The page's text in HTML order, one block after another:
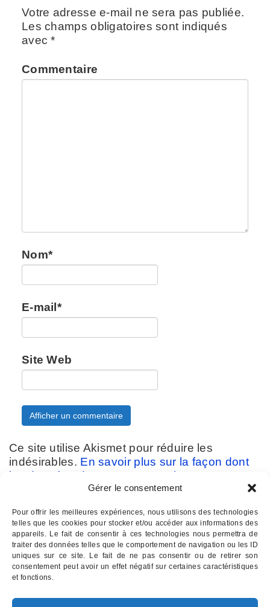
Gérer le consentement
Pour offrir les meilleures expériences, nous utilisons des technologies
telles que les cookies pour stocker et/ou accéder aux informations des
appareils. Le fait de consentir à ces technologies nous permettra de
traiter des données telles que le comportement de navigation ou les ID
uniques sur ce site. Le fait de ne pas consentir ou de retirer son
consentement peut avoir un effet négatif sur certaines caractéristiques
et fonctions.
Votre adresse e-mail ne sera pas publiée.
Les champs obligatoires sont indiqués
avec*
Commentaire
Nom*
E-mail*
Site Web
Ce site utilise Akismet pour réduire les
indésirables. En savoir plus sur la façon dont
les données de vos commentaires sont
Contactez-nous :07 82 11 22 85